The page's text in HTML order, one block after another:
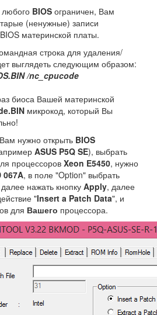
любого BIOS ограничен, Вам
(ненужные) записи
материнской платы.
строка для удаления/
выглядеть следующим образом:
/nc_cpucode
биоса Вашей материнской
микрокод, который Вы
нужно открыть BIOS
ASUS P5Q SE), выбрать
процессоровXeon E5450, нужно
067A, в поле "Option" выбрать
нажать кнопку Apply, далее
"Insert a Patch Data", и
для Вашего процессора.